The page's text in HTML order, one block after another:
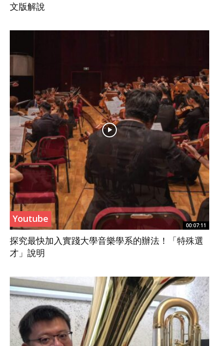
文版解說
Youtube
00:07:11
探究最快加入實踐大學音樂學系的辦法！「特殊選
才」說明